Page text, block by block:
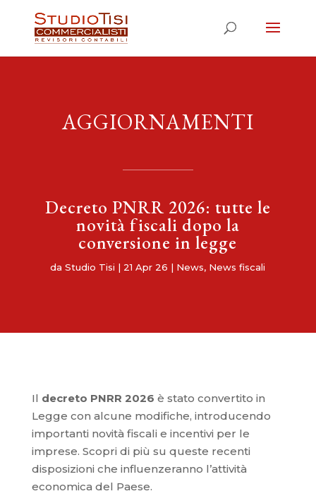
AGGIORNAMENTI
Decreto PNRR 2026: tutte le
novità fiscali dopo la
conversione in legge
daStudio Tisi | 21 Apr 26 | News, News fiscali
Il decreto PNRR 2026 è stato convertito in
Legge con alcune modifiche, introducendo
importanti novità fiscali e incentivi per le
imprese. Scopri di più su queste recenti
disposizioni che influenzeranno l’attività
economica del Paese.